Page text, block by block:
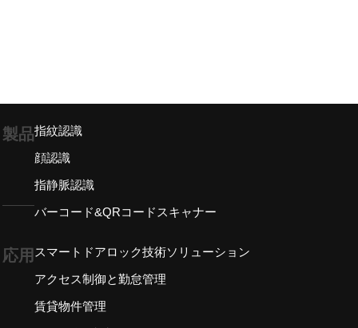
製品指紋認識
顔認識
指静脈認識
バーコード&QRコードスキャナー
応用 スマートドアロック技術ソリューション
アクセス制御と勤怠管理
賃貸物件管理